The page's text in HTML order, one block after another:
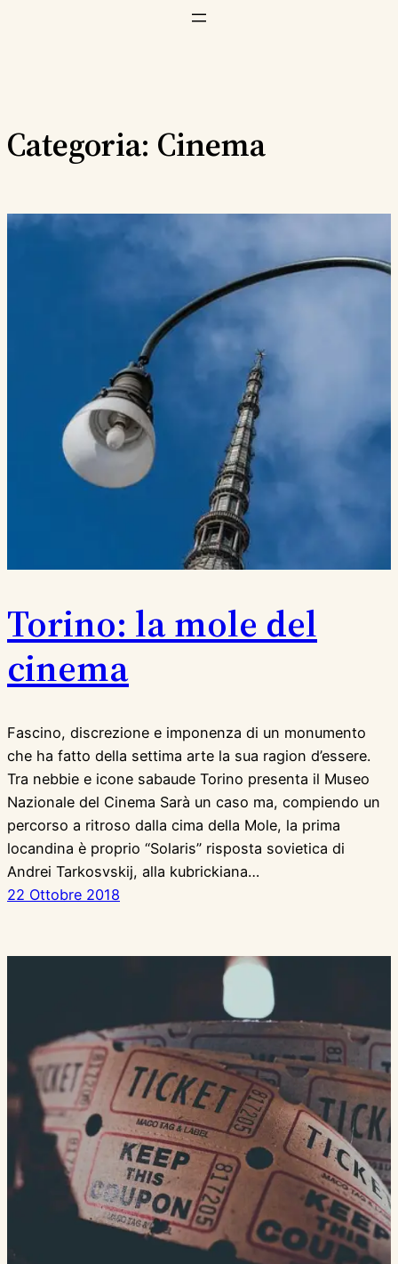
Categoria: Cinema
Torino: la mole del
cinema
Fascino, discrezione e imponenza di un monumento
che ha fatto della settima arte la sua ragion d’essere.
Tra nebbie e icone sabaude Torino presenta il Museo
Nazionale del Cinema Sarà un caso ma, compiendo un
percorso a ritroso dalla cima della Mole, la prima
locandina è proprio “Solaris” risposta sovietica di
Andrei Tarkosvskij, alla kubrickiana…
22 Ottobre 2018